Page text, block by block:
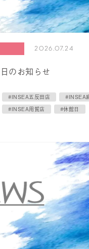
2026.07.24
のお知らせ
#INSEA五反田店
#INSEA
#INSEA用賀店 #休館日